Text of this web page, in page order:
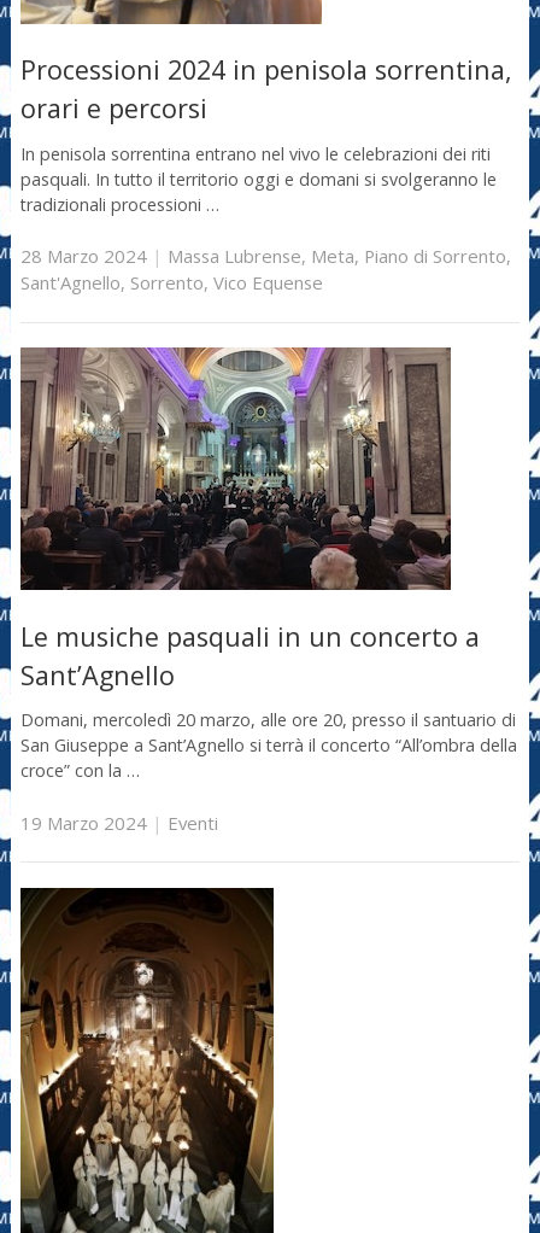
Processioni 2024 in penisola sorrentina,
orari e percorsi
In penisola sorrentina entrano nel vivo le celebrazioni dei riti
pasquali. In tutto il territorio oggi e domani si svolgeranno le
tradizionali processioni …
28 Marzo 2024| Massa Lubrense, Meta, Piano di Sorrento,
Sant'Agnello, Sorrento, Vico Equense
Le musiche pasquali in un concerto a
Sant’Agnello
Domani, mercoledì 20 marzo, alle ore 20, presso il santuario di
San Giuseppe a Sant’Agnello si terrà il concerto “All’ombra della
croce” con la …
19 Marzo 2024| Eventi